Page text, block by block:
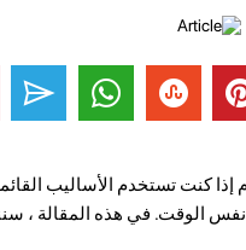
إذا كنت تستخدم الأساليب
الوقت. في هذه المقالة ،